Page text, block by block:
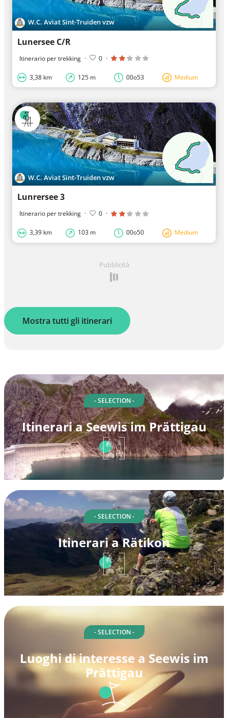
W.C. Aviat Sint-Truiden vzw
Lunersee C/R
Itinerario per trekking · 0 ·
3,38 km 125 m 00o53 Medium
W.C. Aviat Sint-Truiden vzw
Lunrersee 3
Itinerario per trekking · 0 ·
3,39 km 103 m 00o50 Medium
Pubblicità
Mostra tutti gli itinerari
- SELECTION -
Itinerari a Seewis im Prättigau
- SELECTION -
Itinerari a Rätikon
- SELECTION -
Luoghi di interesse a Seewis im
Prättigau